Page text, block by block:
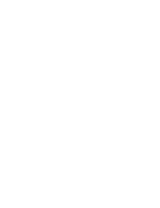
si Galeria
2018, la
O expoziție
și curatoriată
ani